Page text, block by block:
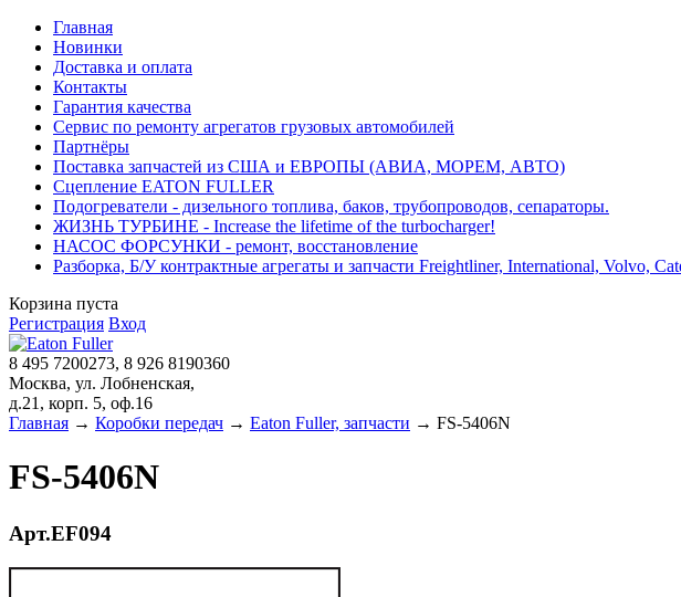
Главная
Новинки
Доставка и оплата
Контакты
Гарантия качества
Сервис по ремонту агрегатов грузовых автомобилей
Партнёры
Поставка запчастей из США и ЕВРОПЫ (АВИА, МОРЕМ, АВТО)
Сцепление EATON FULLER
Подогреватели - дизельного топлива, баков, трубопроводов, сепараторы.
ЖИЗНЬ ТУРБИНЕ - Increase the lifetime of the turbocharger!
НАСОС ФОРСУНКИ - ремонт, восстановление
Разборка, Б/У контрактные агрегаты и запчасти Freightliner, International, Volvo,
Корзина пуста
Регистрация Вход
8 495 7200273, 8 926 8190360
Москва, ул. Лобненская,
д.21, корп. 5, оф.16
Главная → Коробки передач → Eaton Fuller, запчасти → FS-5406N
FS-5406N
Арт.EF094